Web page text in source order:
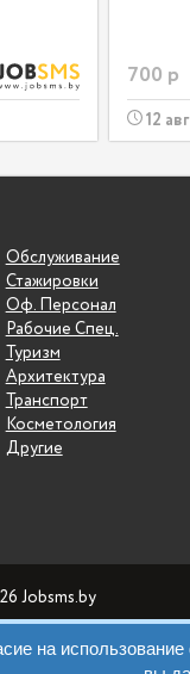
на
700 р
12 авг
Обслуживание
Стажировки
Оф. Персонал
Рабочие Спец.
Туризм
Архитектура
Транспорт
Косметология
Другие
Jobsms.by